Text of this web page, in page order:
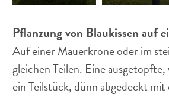
Pflanzung von Blaukissen auf
Auf einer Mauerkrone oder im
gleichen Teilen. Eine
ein Teilstück, dünn abgedeckt